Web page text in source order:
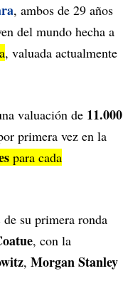
, ambos de 29 años
del mundo hecha a
, valuada actualmente
valuación de 11.000
primera vez en la
para cada
su primera ronda
, con la
, Morgan Stanley